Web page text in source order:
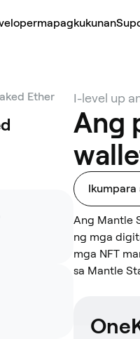
mapagkukunan
Ether I-level up
Ang
Ikumpara
Ang Mantle
ng mga
mga NFT
sa Mantle